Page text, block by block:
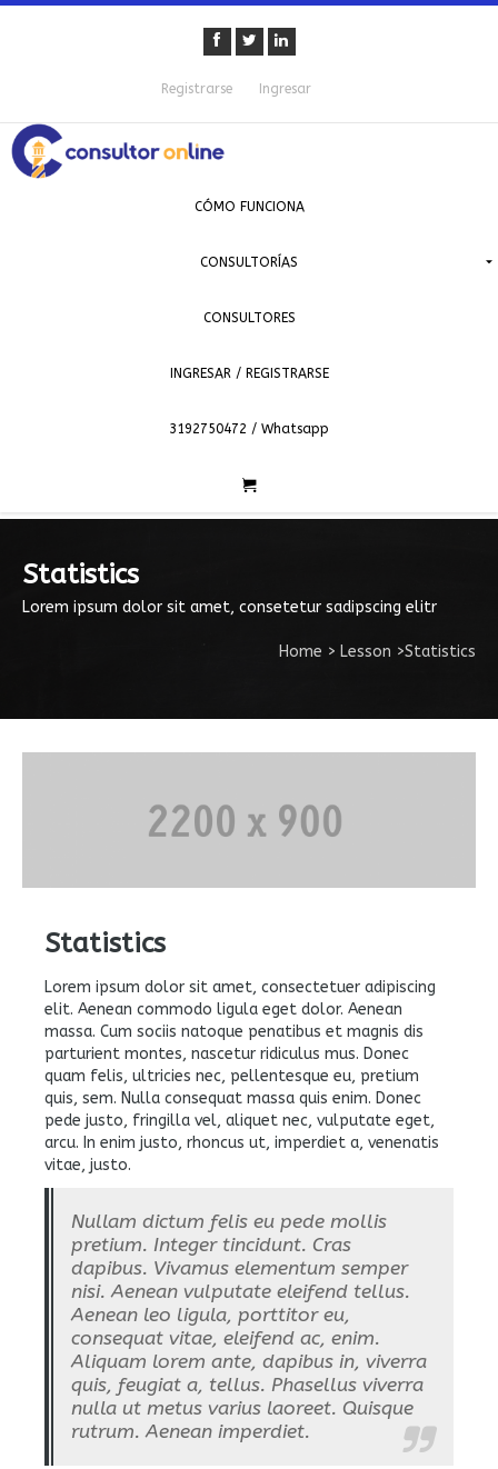
Registrarse Ingresar
CÓMO FUNCIONA
CONSULTORÍAS
CONSULTORES
INGRESAR / REGISTRARSE
3192750472 / Whatsapp
Statistics
Lorem ipsum dolor sit amet, consetetur sadipscing elitr
Home > Lesson >Statistics
Statistics
Lorem ipsum dolor sit amet, consectetuer adipiscing
elit. Aenean commodo ligula eget dolor. Aenean
massa. Cum sociis natoque penatibus et magnis dis
parturient montes, nascetur ridiculus mus. Donec
quam felis, ultricies nec, pellentesque eu, pretium
quis, sem. Nulla consequat massa quis enim. Donec
pede justo, fringilla vel, aliquet nec, vulputate eget,
arcu. In enim justo, rhoncus ut, imperdiet a, venenatis
vitae, justo.
Nullam dictum felis eu pede mollis
pretium. Integer tincidunt. Cras
dapibus. Vivamus elementum semper
nisi. Aenean vulputate eleifend tellus.
Aenean leo ligula, porttitor eu,
consequat vitae, eleifend ac, enim.
Aliquam lorem ante, dapibus in, viverra
quis, feugiat a, tellus. Phasellus viverra
nulla ut metus varius laoreet. Quisque
rutrum. Aenean imperdiet.